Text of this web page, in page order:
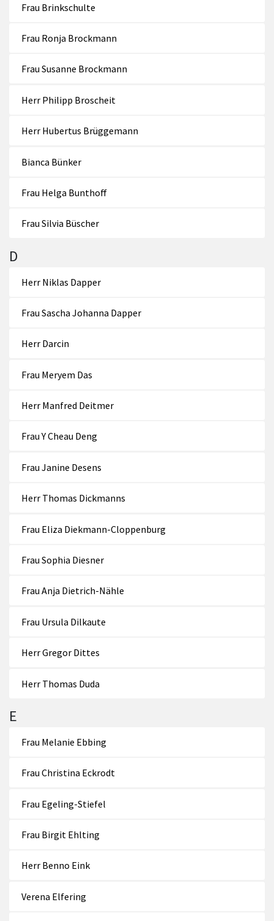
Frau Brinkschulte
Frau Ronja Brockmann
Frau Susanne Brockmann
Herr Philipp Broscheit
Herr Hubertus Brüggemann
Bianca Bünker
Frau Helga Bunthoff
Frau Silvia Büscher
D
Herr Niklas Dapper
Frau Sascha Johanna Dapper
Herr Darcin
Frau Meryem Das
Herr Manfred Deitmer
Frau Y Cheau Deng
Frau Janine Desens
Herr Thomas Dickmanns
Frau Eliza Diekmann-Cloppenburg
Frau Sophia Diesner
Frau Anja Dietrich-Nähle
Frau Ursula Dilkaute
Herr Gregor Dittes
Herr Thomas Duda
E
Frau Melanie Ebbing
Frau Christina Eckrodt
Frau Egeling-Stiefel
Frau Birgit Ehlting
Herr Benno Eink
Verena Elfering